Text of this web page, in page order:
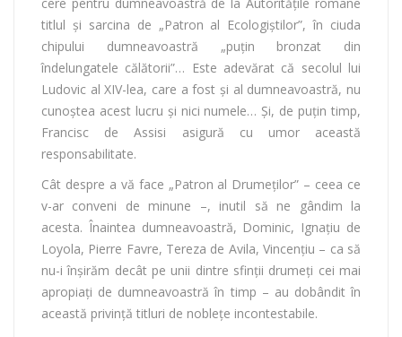
titlul şi sarcina de „Patron al Ecologiştilor”, în ciuda
chipului dumneavoastră „puţin bronzat din
îndelungatele călătorii”… Este adevărat că secolul lui
Ludovic al XIV-lea, care a fost şi al dumneavoastră, nu
cunoştea acest lucru şi nici numele… Şi, de puţin timp,
Francisc de Assisi asigură cu umor această
responsabilitate.
Cât despre a vă face „Patron al Drumeţilor” – ceea ce
v-ar conveni de minune –, inutil să ne gândim la
acesta. Înaintea dumneavoastră, Dominic, Ignaţiu de
Loyola, Pierre Favre, Tereza de Avila, Vincenţiu – ca să
nu-i înşirăm decât pe unii dintre sfinţii drumeţi cei mai
apropiaţi de dumneavoastră în timp – au dobândit în
această privinţă titluri de nobleţe incontestabile.